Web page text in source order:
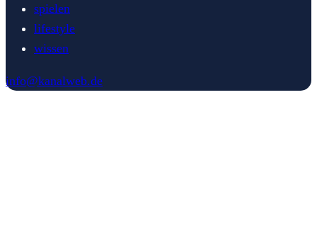
spielen
lifestyle
wissen
info@kanalweb.de